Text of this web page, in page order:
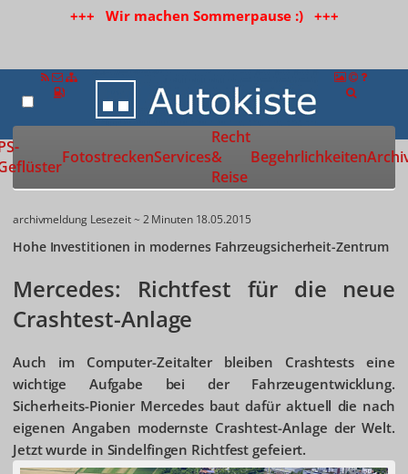
+++ Wir machen Sommerpause :) +++
Zur Startseite
FotostreckenServices
Recht
&
Reise
Begehrlichkeiten
archivmeldung Lesezeit ~ 2 Minuten 18.05.2015
Hohe Investitionen in modernes Fahrzeugsicherheit-Zentrum
Mercedes: Richtfest für die neue
Crashtest-Anlage
Auch im Computer-Zeitalter bleiben Crashtests eine
wichtige Aufgabe bei der Fahrzeugentwicklung.
Sicherheits-Pionier Mercedes baut dafür aktuell die nach
eigenen Angaben modernste Crashtest-Anlage der Welt.
Jetzt wurde in Sindelfingen Richtfest gefeiert.